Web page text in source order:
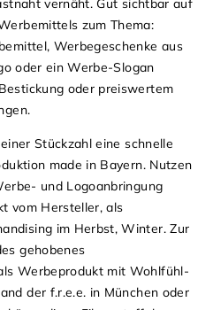
vernäht. Gut sichtbar auf
zum Thema:
Werbegeschenke aus
oder ein Werbe-Slogan
oder preiswertem
Stückzahl eine schnelle
made in Bayern. Nutzen
und Logoanbringung
vom Hersteller, als
im Herbst, Winter. Zur
gehobenes
Werbeprodukt mit Wohlfühl-
der f.r.e.e. in München oder